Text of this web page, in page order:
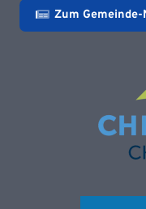
Zum